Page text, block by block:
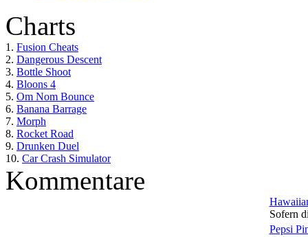
Charts
1. Fusion Cheats
2. Dangerous Descent
3. Bottle Shoot
4. Bloons 4
5. Om Nom Bounce
6. Banana Barrage
7. Morph
8. Rocket Road
9. Drunken Duel
10. Car Crash Simulator
Kommentare
Sofern
Pepsi